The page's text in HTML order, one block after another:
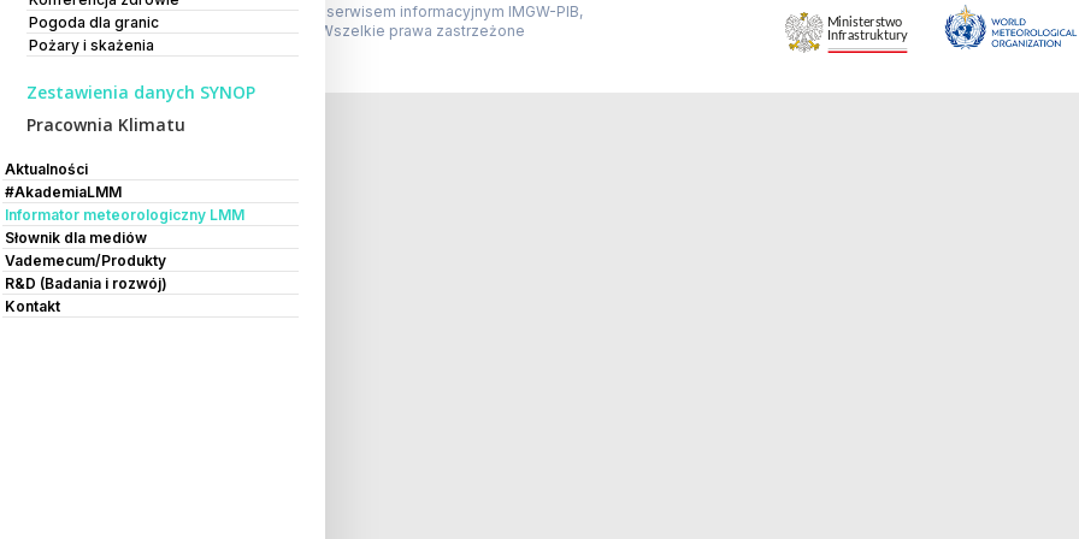
Pogoda dla granic
Pożary i skażenia
Zestawienia danych SYNOP
Pracownia Klimatu
Aktualności
#AkademiaLMM
Informator meteorologiczny LMM
Słownik dla mediów
Vademecum/Produkty
R&D (Badania i rozwój)
Kontakt
Powyższa strona jest serwisem informacyjnym IMGW-PIB,
Copyright IMGW-PIB Wszelkie prawa zastrzeżone